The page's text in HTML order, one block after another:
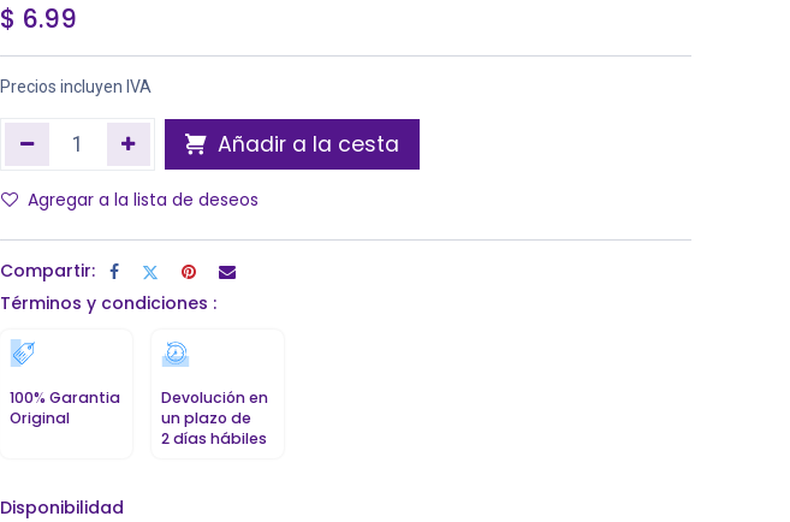
$ 6.99
Precios incluyen IVA
Añadir a la cesta
Agregar a la lista de deseos
Compartir:
Términos y condiciones :
100% Garantia
Original
Devolución en
un plazo de
2 días hábiles
Disponibilidad